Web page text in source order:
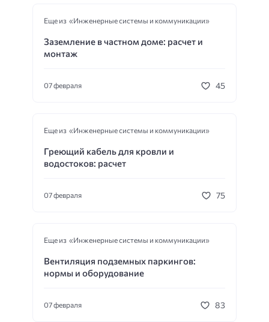
Еще из «Инженерные системы и коммуникации»
Заземление в частном доме: расчет и
монтаж
07 февраля 45
Еще из «Инженерные системы и коммуникации»
Греющий кабель для кровли и
водостоков: расчет
07 февраля 75
Еще из «Инженерные системы и коммуникации»
Вентиляция подземных паркингов:
нормы и оборудование
07 февраля 83